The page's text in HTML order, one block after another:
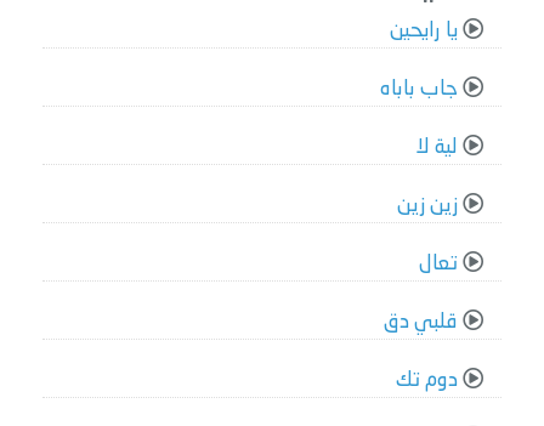
يا رايحين
جاب باباه
لية لا
زين زين
تعال
قلبي دق
دوم تك